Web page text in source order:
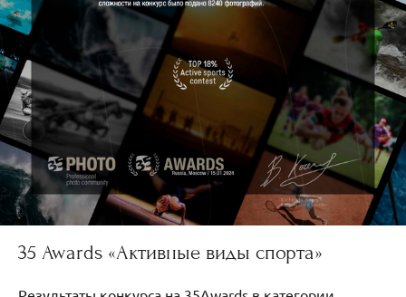
35 Awards «Активные виды спорта»